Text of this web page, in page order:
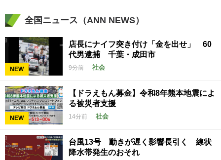
全国ニュース（ANN NEWS）
NEW
店長にナイフ突き付け「金を出せ」 60
代男逮捕 千葉・成田市
9分前 社会
NEW
【ドラえもん募金】令和8年熊本地震によ
る被災者支援
14分前 社会
台風13号 動きが遅く影響長引く 線状
降水帯発生のおそれ